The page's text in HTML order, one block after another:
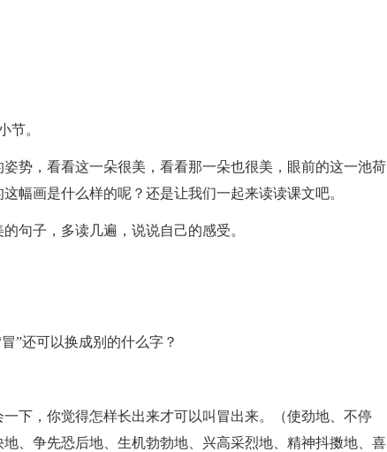
节。
势，看看这一朵很美，看看那一朵也很美，眼前的这一池荷
幅画是什么样的呢？还是让我们一起来读读课文吧。
句子，多读几遍，说说自己的感受。
”还可以换成别的什么字？
下，你觉得怎样长出来才可以叫冒出来。（使劲地、不停
、争先恐后地、生机勃勃地、兴高采烈地、精神抖擞地、喜